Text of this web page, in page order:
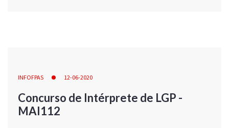
INFOFPAS 12-06-2020
Concurso de Intérprete de LGP -
MAI112